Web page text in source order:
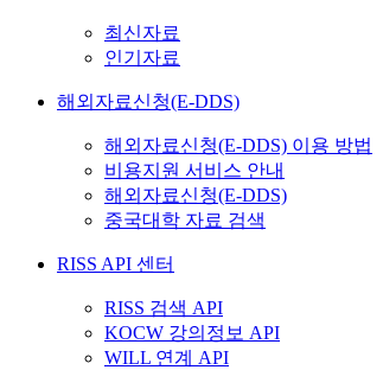
최신자료
인기자료
해외자료신청(E-DDS)
해외자료신청(E-DDS) 이용 방법
비용지원 서비스 안내
해외자료신청(E-DDS)
중국대학 자료 검색
RISS API 센터
RISS 검색 API
KOCW 강의정보 API
WILL 연계 API